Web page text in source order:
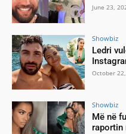
June 23,
Showbiz
Ledri
October
Showbiz
Më në
raportin